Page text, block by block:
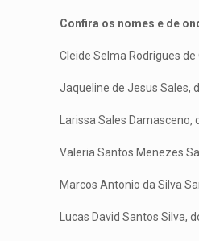
Confira os nomes e de
Cleide Selma Rodrigues
Jaqueline de Jesus Sales,
Larissa Sales Damasceno,
Valeria Santos Menezes
Marcos Antonio da Silva
Lucas David Santos Silva,